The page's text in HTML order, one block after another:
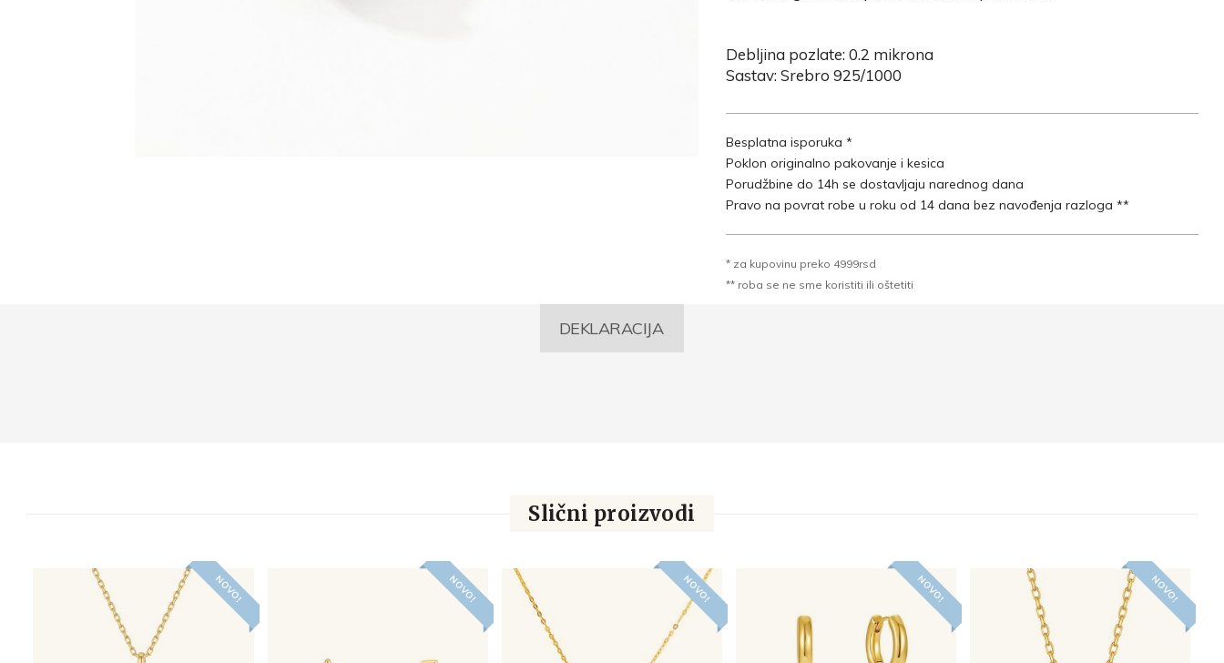
Debljina pozlate: 0.2 mikrona
Sastav: Srebro 925/1000
Besplatna isporuka *
Poklon originalno pakovanje i kesica
Porudžbine do 14h se dostavljaju narednog dana
Pravo na povrat robe u roku od 14 dana bez navođenja razloga **
* za kupovinu preko 4999rsd
** roba se ne sme koristiti ili oštetiti
DEKLARACIJA
Slični proizvodi
NOVO! NOVO! NOVO! NOVO! NOVO!